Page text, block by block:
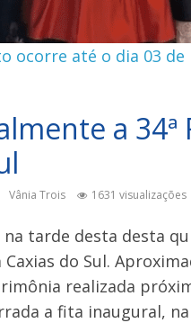
ocorre até o dia 03
a 34ª
Vânia Trois 1631 visualizações
tarde desta desta
Caxias do Sul.
realizada
a fita inaugural,